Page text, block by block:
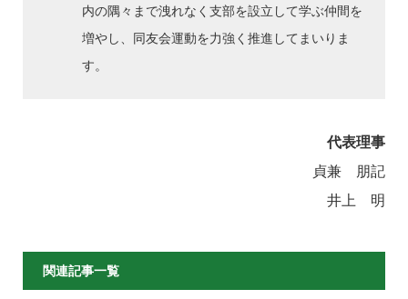
内の隅々まで洩れなく支部を設立して学ぶ仲間を
増やし、同友会運動を力強く推進してまいりま
す。
代表理事
貞兼 朋記
井上 明
関連記事一覧